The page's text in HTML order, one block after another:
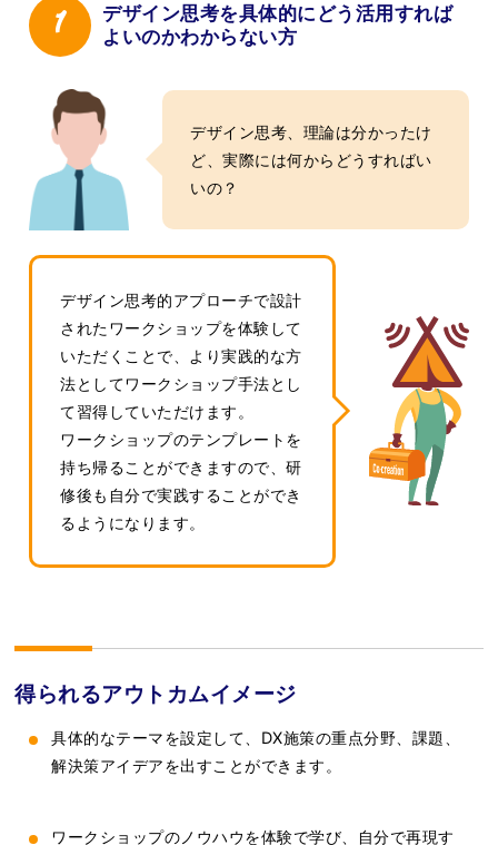
デザイン思考を具体的にどう活用すれば
よいのかわからない方
デザイン思考、理論は分かったけ
ど、実際には何からどうすればい
いの？
デザイン思考的アプローチで設計
されたワークショップを体験して
いただくことで、より実践的な方
法としてワークショップ手法とし
て習得していただけます。
ワークショップのテンプレートを
持ち帰ることができますので、研
修後も自分で実践することができ
るようになります。
得られるアウトカムイメージ
具体的なテーマを設定して、DX施策の重点分野、課題、
解決策アイデアを出すことができます。
ワークショップのノウハウを体験で学び、自分で再現す